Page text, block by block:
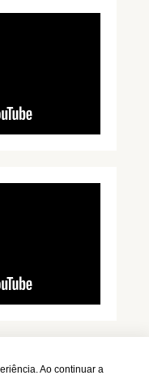
Ao continuar a